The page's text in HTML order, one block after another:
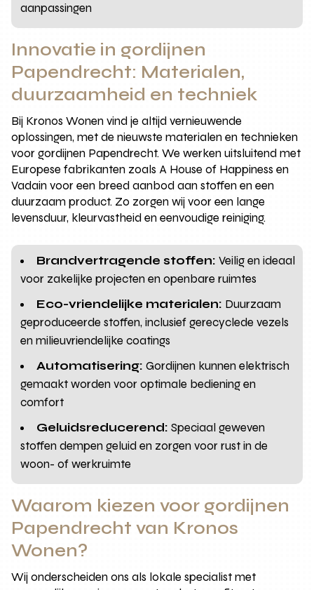
aanpassingen
Innovatie in gordijnen
Papendrecht: Materialen,
duurzaamheid en techniek
Bij Kronos Wonen vind je altijd vernieuwende
oplossingen, met de nieuwste materialen en technieken
voor gordijnen Papendrecht. We werken uitsluitend met
Europese fabrikanten zoals A House of Happiness en
Vadain voor een breed aanbod aan stoffen en een
duurzaam product. Zo zorgen wij voor een lange
levensduur, kleurvastheid en eenvoudige reiniging.
Brandvertragende stoffen: Veilig en ideaal
voor zakelijke projecten en openbare ruimtes
Eco-vriendelijke materialen: Duurzaam
geproduceerde stoffen, inclusief gerecyclede vezels
en milieuvriendelijke coatings
Automatisering: Gordijnen kunnen elektrisch
gemaakt worden voor optimale bediening en
comfort
Geluidsreducerend: Speciaal geweven
stoffen dempen geluid en zorgen voor rust in de
woon- of werkruimte
Waarom kiezen voor gordijnen
Papendrecht van Kronos
Wonen?
Wij onderscheiden ons als lokale specialist met